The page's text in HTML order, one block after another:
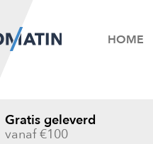
HOME
Gratis geleverd
vanaf €100